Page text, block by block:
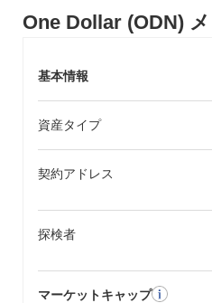
One Dollar (ODN)
基本情報
資産タイプ
契約アドレス
探検者
マーケットキャップ